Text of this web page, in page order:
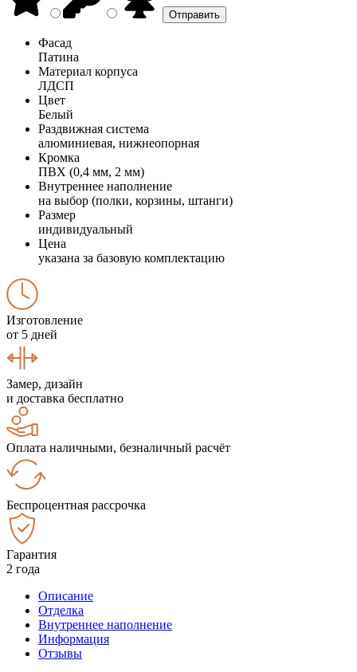
Фасад
Патина
Материал корпуса
ЛДСП
Цвет
Белый
Раздвижная система
алюминиевая, нижнеопорная
Кромка
ПВХ (0,4 мм, 2 мм)
Внутреннее наполнение
на выбор (полки, корзины, штанги)
Размер
индивидуальный
Цена
указана за базовую комплектацию
Изготовление
от 5 дней
Замер, дизайн
и доставка бесплатно
Оплата наличными, безналичный расчёт
Беспроцентная рассрочка
Гарантия
2 года
Описание
Отделка
Внутреннее наполнение
Информация
Отзывы